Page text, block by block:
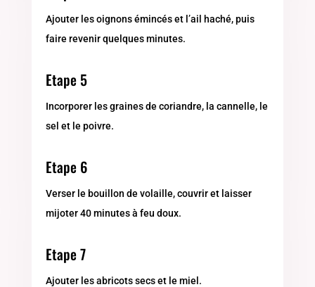
Ajouter les oignons émincés et l’ail haché, puis
faire revenir quelques minutes.
Etape 5
Incorporer les graines de coriandre, la cannelle, le
sel et le poivre.
Etape 6
Verser le bouillon de volaille, couvrir et laisser
mijoter 40 minutes à feu doux.
Etape 7
Ajouter les abricots secs et le miel.